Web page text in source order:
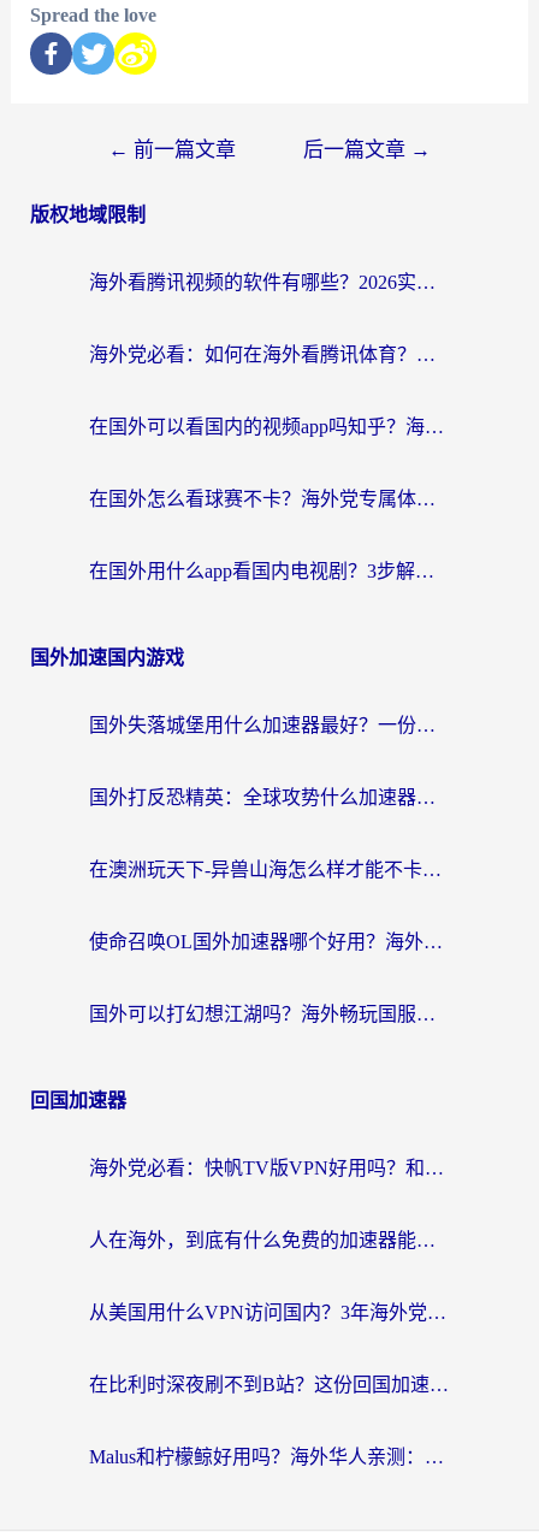
Spread the love
← 前一篇文章 后一篇文章 →
版权地域限制
海外看腾讯视频的软件有哪些？2026实测有效，留学生都在用的回国加速器指南
海外党必看：如何在海外看腾讯体育？解决赛事直播地区限制的终极指南
在国外可以看国内的视频app吗知乎？海外党亲测有效的追剧加速方案
在国外怎么看球赛不卡？海外党专属体育直播自由指南
在国外用什么app看国内电视剧？3步解决版权限制+卡顿难题
国外加速国内游戏
国外失落城堡用什么加速器最好？一份来自老玩家的真实指南
国外打反恐精英：全球攻势什么加速器好用？2026海外玩家国服游戏加速终极指南
在澳洲玩天下-异兽山海怎么样才能不卡？一份给南半球玩家的自救指南
使命召唤OL国外加速器哪个好用？海外玩家亲测的国服游戏加速终极指南
国外可以打幻想江湖吗？海外畅玩国服游戏的终极指南
回国加速器
海外党必看：快帆TV版VPN好用吗？和Easyback VPN对比哪个回国效果更好？附2026真实测评
人在海外，到底有什么免费的加速器能让我安心追剧打游戏？
从美国用什么VPN访问国内？3年海外党亲测：选对工具才能无缝刷B站、看腾讯视频
在比利时深夜刷不到B站？这份回国加速器避坑指南请收好
Malus和柠檬鲸好用吗？海外华人亲测：回国加速器怎么选才不踩坑？